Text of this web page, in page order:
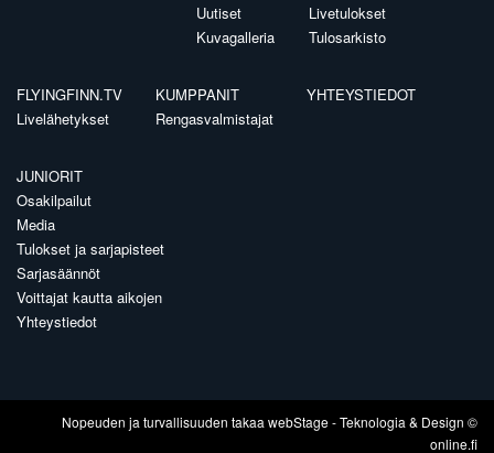
Uutiset
Kuvagalleria
Livetulokset
Tulosarkisto
FLYINGFINN.TV
Livelähetykset
KUMPPANIT
Rengasvalmistajat
YHTEYSTIEDOT
JUNIORIT
Osakilpailut
Media
Tulokset ja sarjapisteet
Sarjasäännöt
Voittajat kautta aikojen
Yhteystiedot
Nopeuden ja turvallisuuden takaa webStage- Teknologia & Design ©
online.fi